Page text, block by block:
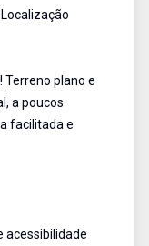
plano e
a poucos
facilitada e
acessibilidade